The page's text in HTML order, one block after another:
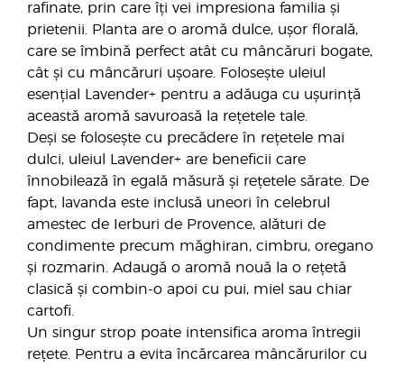
rafinate, prin care îți vei impresiona familia și
prietenii. Planta are o aromă dulce, ușor florală,
care se îmbină perfect atât cu mâncăruri bogate,
cât și cu mâncăruri ușoare. Folosește uleiul
esențial Lavender+ pentru a adăuga cu ușurință
această aromă savuroasă la rețetele tale.
Deși se folosește cu precădere în rețetele mai
dulci, uleiul Lavender+ are beneficii care
înnobilează în egală măsură și rețetele sărate. De
fapt, lavanda este inclusă uneori în celebrul
amestec de Ierburi de Provence, alături de
condimente precum măghiran, cimbru, oregano
și rozmarin. Adaugă o aromă nouă la o rețetă
clasică și combin-o apoi cu pui, miel sau chiar
cartofi.
Un singur strop poate intensifica aroma întregii
rețete. Pentru a evita încărcarea mâncărurilor cu